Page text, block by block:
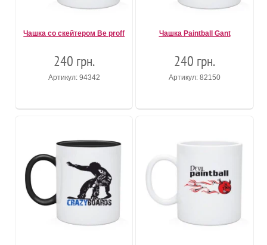
Чашка со скейтером Be proff
240 грн.
Артикул: 94342
Чашка Paintball Gant
240 грн.
Артикул: 82150